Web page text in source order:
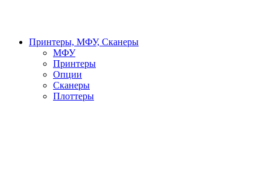
Принтеры, МФУ, Сканеры
МФУ
Принтеры
Опции
Сканеры
Плоттеры